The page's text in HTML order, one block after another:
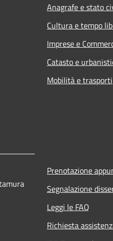
Anagrafe e stato
Cultura e tempo
Imprese e
Catasto e
Mobilità e trasporti
Prenotazione
Segnalazione
Leggi le FAQ
Richiesta